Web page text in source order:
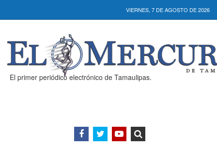
VIERNES, 7 DE AGOSTO DE 2026
El primer periódico electrónico de Tamaulipas.